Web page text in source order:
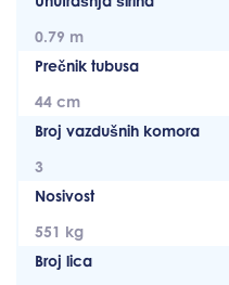
0.79 m
Prečnik tubusa
44 cm
Broj vazdušnih komora
3
Nosivost
551 kg
Broj lica